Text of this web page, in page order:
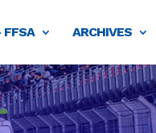
FFSA ARCHIVES